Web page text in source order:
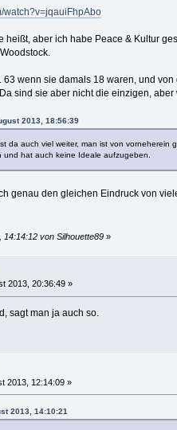
watch?v=jqauiFhpAbo
heißt, aber ich habe Peace & Kultur
wenn sie damals 18 waren, und
sind sie aber nicht die einzigen,
2013, 18:56:39
da auch viel weiter, man ist von
hat auch keine Ideale aufzugeben.
genau den gleichen Eindruck von
von Silhouette89»
2013, 20:36:49 »
sagt man ja auch so.
2013, 12:14:09 »
2013, 14:10:21